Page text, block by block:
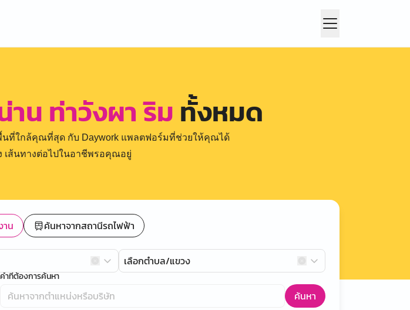
าน ท่าวังผา ริม ทั้งหมด
ที่ใกล้คุณที่สุด กับ Daywork แพลตฟอร์มที่ช่วยให้คุณได้
เส้นทางต่อไปในอาชีพรอคุณอยู่
น ค้นหาจากสถานีรถไฟฟ้า
เลือกตำบล/แขวง
คำที่ต้องการค้นหา
ค้นหา